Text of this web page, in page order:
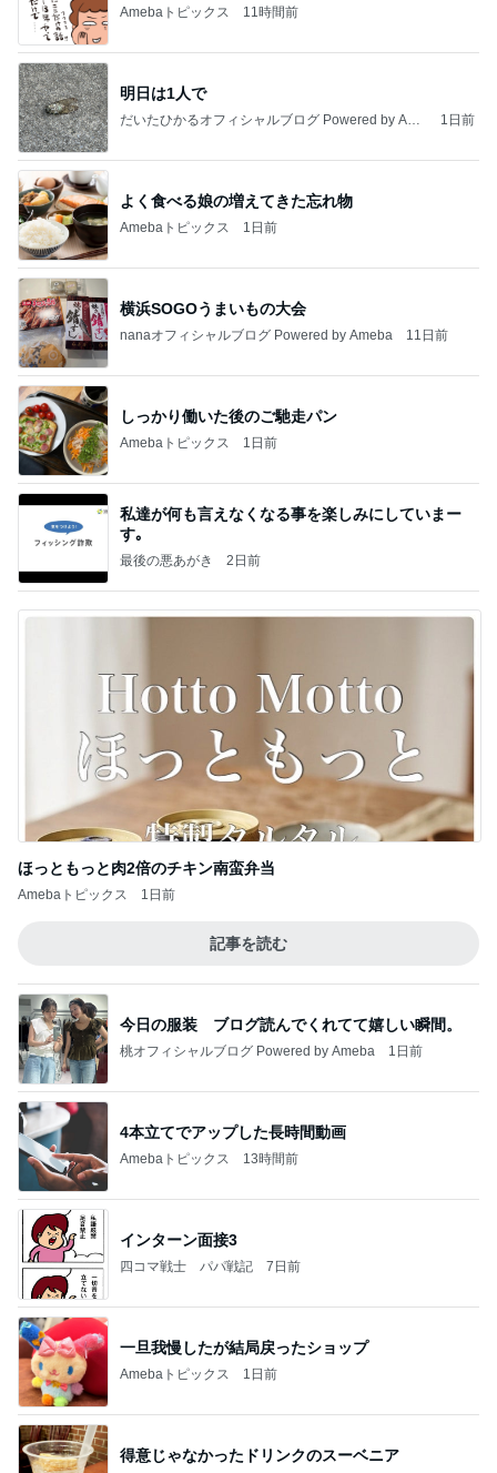
Amebaトピックス 11時間前
明日は1人で
だいたひかるオフィシャルブログ Powered by Ame
1日前
よく食べる娘の増えてきた忘れ物
Amebaトピックス 1日前
横浜SOGOうまいもの大会
nanaオフィシャルブログ Powered by Ameba 11日前
しっかり働いた後のご馳走パン
Amebaトピックス 1日前
私達が何も言えなくなる事を楽しみにしていまー
す｡
最後の悪あがき 2日前
ほっともっと肉2倍のチキン南蛮弁当
Amebaトピックス 1日前
記事を読む
今日の服装 ブログ読んでくれてて嬉しい瞬間。
桃オフィシャルブログ Powered by Ameba 1日前
4本立てでアップした長時間動画
Amebaトピックス 13時間前
インターン面接3
四コマ戦士 パパ戦記 7日前
一旦我慢したが結局戻ったショップ
Amebaトピックス 1日前
得意じゃなかったドリンクのスーベニア